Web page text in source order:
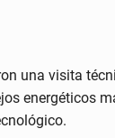
una visita
energéticos